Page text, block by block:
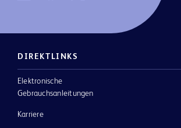
DIREKTLINKS
Elektronische
Gebrauchsanleitungen
Karriere